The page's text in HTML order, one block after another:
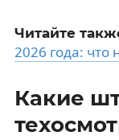
Читайте
2026 года: что
Какие